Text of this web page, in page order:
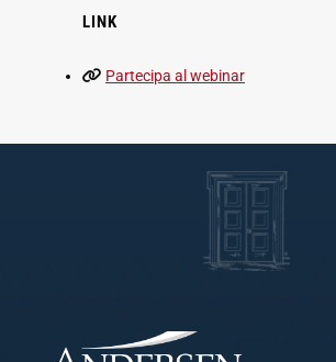
LINK
Partecipa al webinar